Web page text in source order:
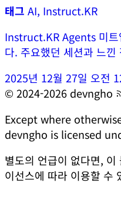
태그 AI, Instruct.KR
Instruct.KR Agents 미트
다. 주요했던 세션과 느
2025년 12월 27일 오전
© 2024-2026 devngho
Except where
devngho is licensed
별도의 언급이 없다면, 이
이선스에 따라 이용할 수